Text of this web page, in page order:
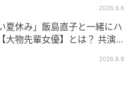
2026.8.8
夏休み」飯島直子と一緒にハ
大物先輩女優】とは？ 共演で
2026.8.8